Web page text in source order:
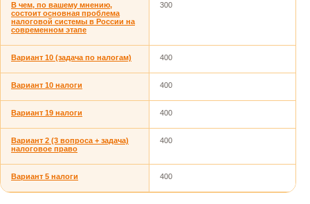
В чем, по вашему мнению,
состоит основная проблема
налоговой системы в России на
современном этапе
300
Вариант 10 (задача по налогам) 400
Вариант 10 налоги 400
Вариант 19 налоги 400
Вариант 2 (3 вопроса + задача)
налоговое право
400
Вариант 5 налоги 400